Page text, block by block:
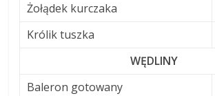
Żołądek kurczaka
Królik tuszka
WĘDLINY
Baleron gotowany